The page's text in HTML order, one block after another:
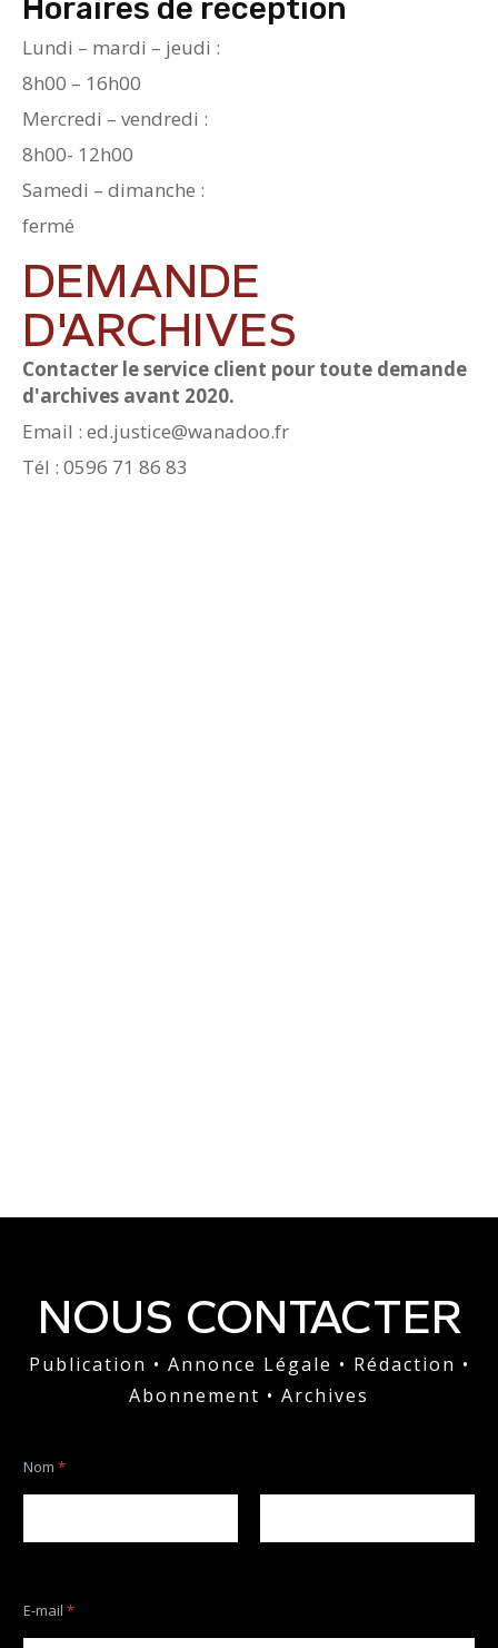
Horaires de réception
Lundi – mardi – jeudi :
8h00 – 16h00
Mercredi – vendredi :
8h00- 12h00
Samedi – dimanche :
fermé
DEMANDE
D'ARCHIVES
Contacter le service client pour toute demande
d'archives avant 2020.
Email : ed.justice@wanadoo.fr
Tél : 0596 71 86 83
NOUS CONTACTER
Publication • Annonce Légale • Rédaction •
Abonnement • Archives
Nom *
o
m
E-mail *